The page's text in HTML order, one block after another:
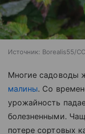
Источник: Borealis55/
Многие садоводы
малины. Со
урожайность
болезненными.
потере сортовых